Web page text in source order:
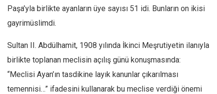
Gıda-Beslenme
Hayat
Türkiye
Siyaset
Dünya
Avrupa
Paşa’yla birlikte ayanların üye sayısı 51 idi. Bunların on ikisi
gayrimüslimdi.
Sultan II. Abdülhamit, 1908 yılında İkinci Meşrutiyetin ilanıyla
birlikte toplanan meclisin açılış günü konuşmasında:
“Meclisi Ayan’ın tasdikine layık kanunlar çıkarılması
temennisi…” ifadesini kullanarak bu meclise verdiği önemi